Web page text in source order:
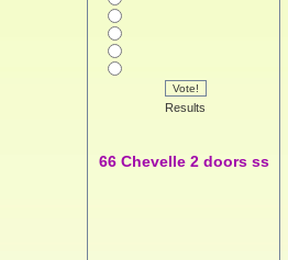
Vote!
Results
66 Chevelle 2 doors ss